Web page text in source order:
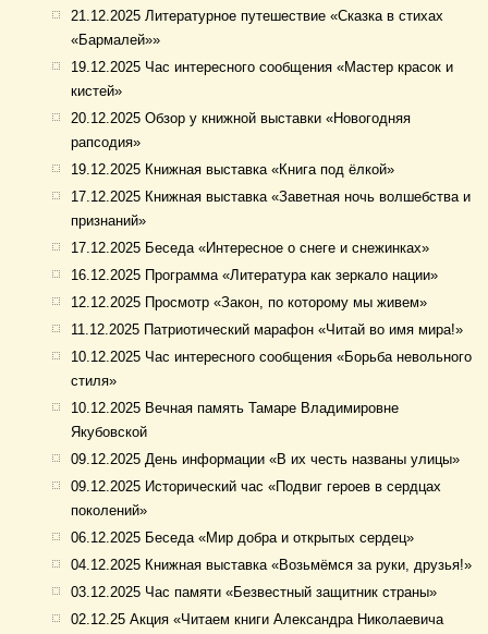
21.12.2025 Литературное путешествие «Сказка в стихах
«Бармалей»»
19.12.2025 Час интересного сообщения «Мастер красок и
кистей»
20.12.2025 Обзор у книжной выставки «Новогодняя
рапсодия»
19.12.2025 Книжная выставка «Книга под ёлкой»
17.12.2025 Книжная выставка «Заветная ночь волшебства и
признаний»
17.12.2025 Беседа «Интересное о снеге и снежинках»
16.12.2025 Программа «Литература как зеркало нации»
12.12.2025 Просмотр «Закон, по которому мы живем»
11.12.2025 Патриотический марафон «Читай во имя мира!»
10.12.2025 Час интересного сообщения «Борьба невольного
стиля»
10.12.2025 Вечная память Тамаре Владимировне
Якубовской
09.12.2025 День информации «В их честь названы улицы»
09.12.2025 Исторический час «Подвиг героев в сердцах
поколений»
06.12.2025 Беседа «Мир добра и открытых сердец»
04.12.2025 Книжная выставка «Возьмёмся за руки, друзья!»
03.12.2025 Час памяти «Безвестный защитник страны»
02.12.25 Акция «Читаем книги Александра Николаевича